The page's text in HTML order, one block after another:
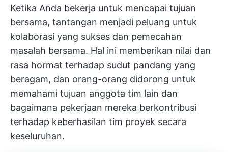
Ketika Anda bekerja untuk mencapai tujuan
bersama, tantangan menjadi peluang untuk
kolaborasi yang sukses dan pemecahan
masalah bersama. Hal ini memberikan nilai dan
rasa hormat terhadap sudut pandang yang
beragam, dan orang-orang didorong untuk
memahami tujuan anggota tim lain dan
bagaimana pekerjaan mereka berkontribusi
terhadap keberhasilan tim proyek secara
keseluruhan.